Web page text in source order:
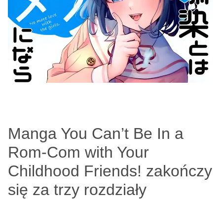
Manga You Can’t Be In a
Rom-Com with Your
Childhood Friends! zakończy
się za trzy rozdziały